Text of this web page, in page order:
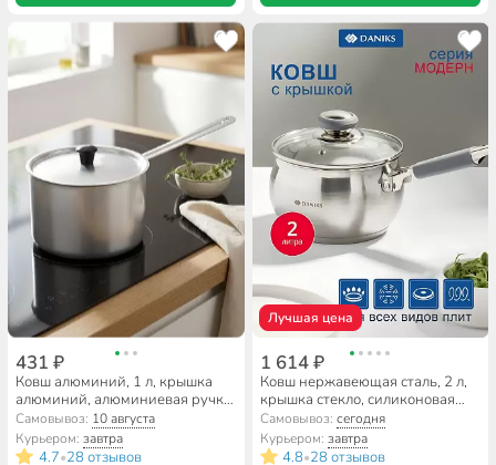
431 ₽
Ковш алюминий, 1 л, крышка
алюминий, алюминиевая ручка,
Scovo, МТ-064
Самовывоз: 10 августа
Курьером:завтра
4.7•28 отзывов
Лучшая цена
1 614 ₽
Ковш нержавеющая сталь, 2 л,
крышка стекло, силиконовая
ручка, индукция, Daniks,
Модерн серый, SD-16SN
Самовывоз: сегодня
Курьером: завтра
4.8•28 отзывов